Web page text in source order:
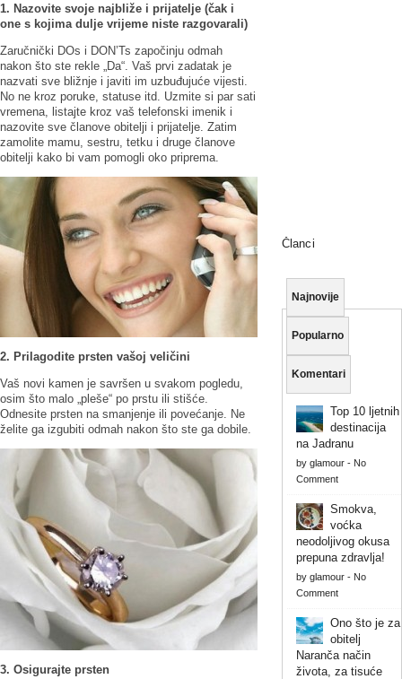
1. Nazovite svoje najbliže i prijatelje (čak i
one s kojima dulje vrijeme niste razgovarali)
Zaručnički DOs i DON’Ts započinju odmah
nakon što ste rekle „Da“. Vaš prvi zadatak je
nazvati sve bližnje i javiti im uzbuđujuće vijesti.
No ne kroz poruke, statuse itd. Uzmite si par sati
vremena, listajte kroz vaš telefonski imenik i
nazovite sve članove obitelji i prijatelje. Zatim
zamolite mamu, sestru, tetku i druge članove
obitelji kako bi vam pomogli oko priprema.
2. Prilagodite prsten vašoj veličini
Vaš novi kamen je savršen u svakom pogledu,
osim što malo „pleše“ po prstu ili stišće.
Odnesite prsten na smanjenje ili povećanje. Ne
želite ga izgubiti odmah nakon što ste ga dobile.
3. Osigurajte prsten
Članci
Najnovije
Popularno
Komentari
Top 10 ljetnih
destinacija
na Jadranu
by glamour- No
Comment
Smokva,
voćka
neodoljivog okusa
prepuna zdravlja!
by glamour- No
Comment
Ono što je za
obitelj
Naranča način
života, za tisuće